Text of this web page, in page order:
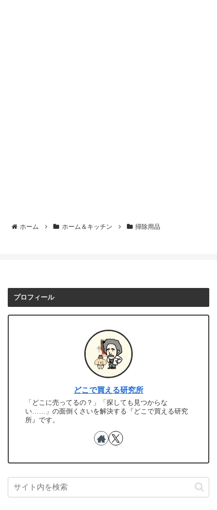
ホーム ホーム＆キッチン 掃除用品
プロフィール
どこで買える研究所
「どこに売ってるの？」「探しても見つからな
い……」の面倒くさいを解決する『どこで買える研究
所』です。